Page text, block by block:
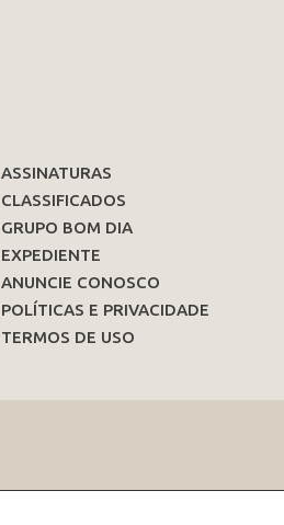
ASSINATURAS
CLASSIFICADOS
GRUPO BOM DIA
EXPEDIENTE
ANUNCIE CONOSCO
POLÍTICAS E PRIVACIDADE
TERMOS DE USO